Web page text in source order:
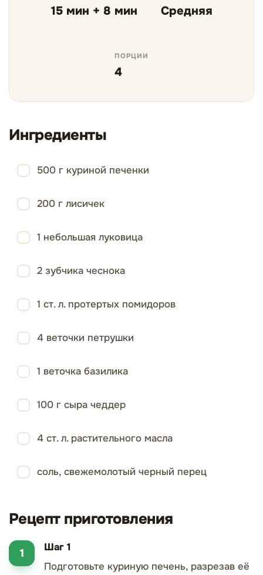
15 мин + 8 мин Средняя
ПОРЦИИ
4
Ингредиенты
500 г куриной печенки
200 г лисичек
1 небольшая луковица
2 зубчика чеснока
1 ст. л. протертых помидоров
4 веточки петрушки
1 веточка базилика
100 г сыра чеддер
4 ст. л. растительного масла
соль, свежемолотый черный перец
Рецепт приготовления
Шаг 1
Подготовьте куриную печень, разрезав её